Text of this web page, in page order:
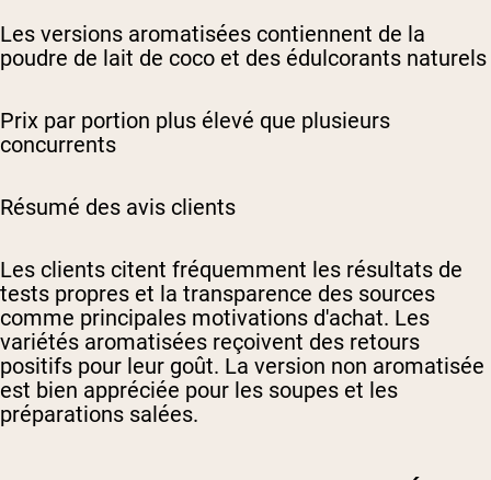
Les versions aromatisées contiennent de la
poudre de lait de coco et des édulcorants naturels
Prix par portion plus élevé que plusieurs
concurrents
Résumé des avis clients
Les clients citent fréquemment les résultats de
tests propres et la transparence des sources
comme principales motivations d'achat. Les
variétés aromatisées reçoivent des retours
positifs pour leur goût. La version non aromatisée
est bien appréciée pour les soupes et les
préparations salées.